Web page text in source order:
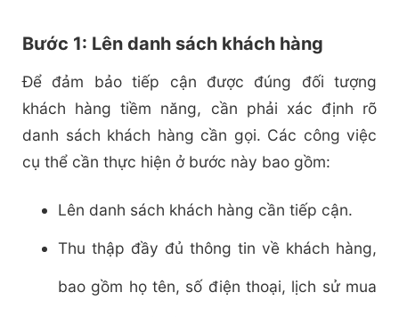
Bước 1: Lên danh sách khách hàng
Để đảm bảo tiếp cận được đúng đối tượng
khách hàng tiềm năng, cần phải xác định rõ
danh sách khách hàng cần gọi. Các công việc
cụ thể cần thực hiện ở bước này bao gồm:
Lên danh sách khách hàng cần tiếp cận.
Thu thập đầy đủ thông tin về khách hàng,
bao gồm họ tên, số điện thoại, lịch sử mua